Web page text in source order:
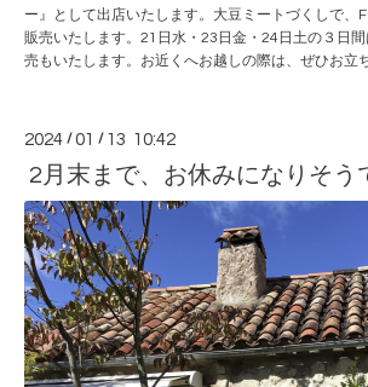
ー』として出店いたします。大豆ミートづくしで、
販売いたします。21日水・23日金・24日土の３日
売もいたします。お近くへお越しの際は、ぜひお立
2024 /01 / 13 10:42
2月末まで、お休みになりそう